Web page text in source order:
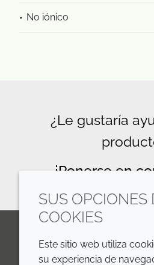
No iónico
¿Le gustaría
¡Ponerse en
LinkedIn
SUS OPCIONES
COOKIES
Este sitio web utiliza
su experiencia de